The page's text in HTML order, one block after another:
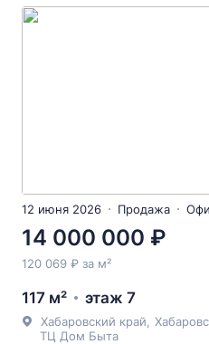
12 июня 2026 Продажа
14 000 000 ₽
120 069 ₽ за м²
117 м² этаж 7
Хабаровский край
ТЦ Дом Быта